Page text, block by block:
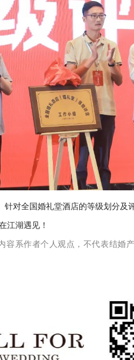
对全国婚礼堂酒店的等级划分及
江湖遇见！
系作者个人观点，不代表结婚